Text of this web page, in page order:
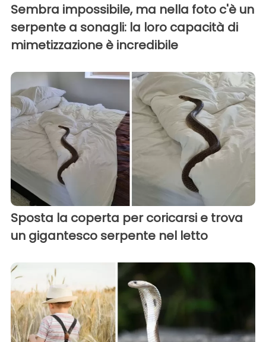
Sembra impossibile, ma nella foto c'è un
serpente a sonagli: la loro capacità di
mimetizzazione è incredibile
Sposta la coperta per coricarsi e trova
un gigantesco serpente nel letto